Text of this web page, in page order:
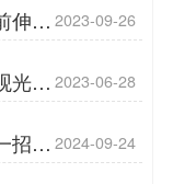
伸式 2023-09-26
光车 2023-06-28
招教 2024-09-24